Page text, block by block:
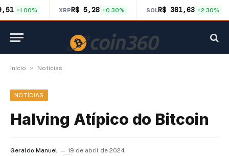
+1.00% XRPR$ 5,28 +0.30% SOLR$ 381,63 +2.30%
Início » Notícias
NOTÍCIAS
Halving Atípico do Bitcoin
Geraldo Manuel 19 de abril de 2024